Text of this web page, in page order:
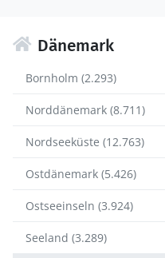
Dänemark
Bornholm (2.293)
Norddänemark (8.711)
Nordseeküste (12.763)
Ostdänemark (5.426)
Ostseeinseln (3.924)
Seeland (3.289)